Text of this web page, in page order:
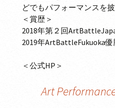
どでもパフォーマンスを披
＜賞歴＞
2018年第２回
2019年ArtBattleFukuoka優
＜公式HP＞
Art